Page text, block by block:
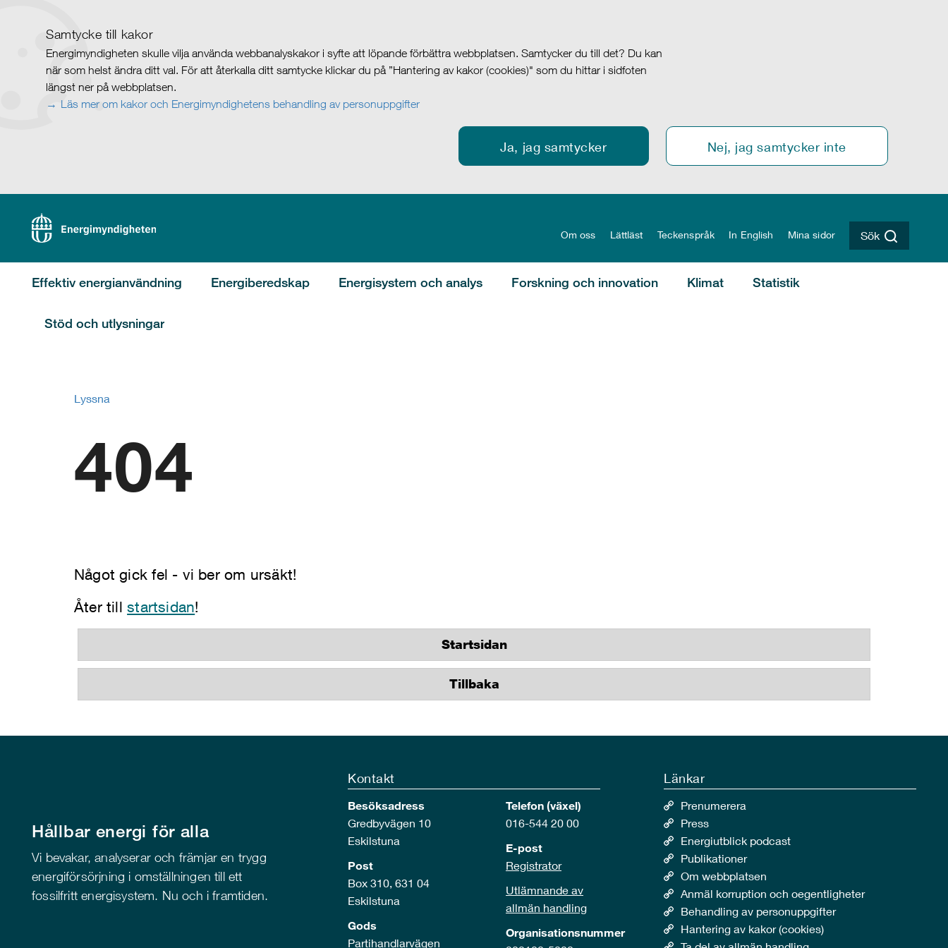
Samtycke till kakor
Energimyndigheten skulle vilja använda webbanalyskakor i syfte att löpande förbättra webbplatsen. Samtycker du till det? Du kan
när som helst ändra ditt val. För att återkalla ditt samtycke klickar du på ”Hantering av kakor (cookies)" som du hittar i sidfoten
längst ner på webbplatsen.
Läs mer om kakor och Energimyndighetens behandling av personuppgifter
Ja, jag samtycker Nej, jag samtycker inte
Om oss Lättläst Teckenspråk In English Mina sidor Sök
Effektiv energianvändning Energiberedskap Energisystem och analys Forskning och innovation Klimat Statistik
Stöd och utlysningar
Lyssna
404
Något gick fel - vi ber om ursäkt!
Åter tillstartsidan!
Startsidan
Tillbaka
Hållbar energi för alla
Vi bevakar, analyserar och främjar en trygg
energiförsörjning i omställningen till ett
fossilfritt energisystem. Nu och i framtiden.
Kontakt
Besöksadress
Gredbyvägen 10
Eskilstuna
Post
Box 310, 631 04
Eskilstuna
Gods
Partihandlarvägen
Telefon (växel)
016-544 20 00
E-post
Registrator
Utlämnande av
allmän handling
Organisationsnummer
Länkar
Prenumerera
Press
Energiutblick podcast
Publikationer
Om webbplatsen
Anmäl korruption och oegentligheter
Behandling av personuppgifter
Hantering av kakor (cookies)